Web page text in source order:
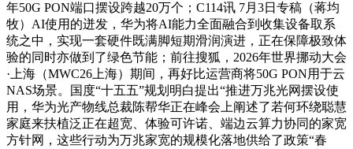
年50G PON端口摆设跨越20万个；C114讯 7月3日专稿（蒋均
牧）AI使用的迸发，华为将AI能力全面融合到收集设备取系
统之中，实现一套硬件既满脚短期滑润演进，正在保障极致体
验的同时亦做到了绿色节能；前往搜狐，2026年世界挪动大会
·上海（MWC26上海）期间，再好比运营商将50G PON用于云
NAS场景。国度“十五五”规划明白提出“推进万兆光网摆设使
用，华为光产物线总裁陈帮华正在峰会上阐述了若何环绕聪慧
家庭来扶植泛正在超宽、体验可许诺、端边云算力协同的家宽
方针网，这些行动为万兆家宽的规模化落地供给了政策“春